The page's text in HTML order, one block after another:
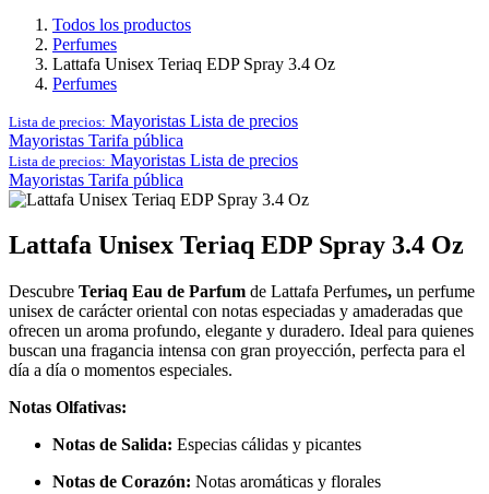
Todos los productos
Perfumes
Lattafa Unisex Teriaq EDP Spray 3.4 Oz
Perfumes
Lista de precios: Mayoristas Lista de precios
Mayoristas Tarifa pública
Lista de precios: Mayoristas Lista de precios
Mayoristas Tarifa pública
Lattafa Unisex Teriaq EDP Spray 3.4 Oz
Descubre Teriaq Eau de Parfum de Lattafa Perfumes, un perfume
unisex de carácter oriental con notas especiadas y amaderadas que
ofrecen un aroma profundo, elegante y duradero. Ideal para quienes
buscan una fragancia intensa con gran proyección, perfecta para el
día a día o momentos especiales.
Notas Olfativas:
Notas de Salida: Especias cálidas y picantes
Notas de Corazón: Notas aromáticas y florales